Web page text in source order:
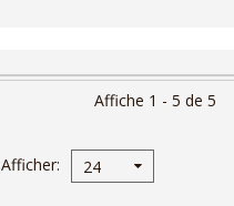
Affiche 1 - 5 de 5
Afficher 24